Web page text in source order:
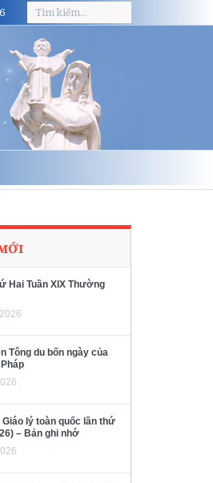
Hai Tuần XIX Thường
Tông du bốn ngày của
lý toàn quốc lần thứ
– Bản ghi nhớ